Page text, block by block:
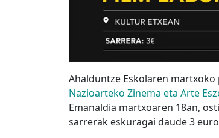
Ahalduntze Eskolaren
Nazioarteko Zinema eta Arte
Emanaldia martxoaren 18an,
sarrerak eskuragai daude 3